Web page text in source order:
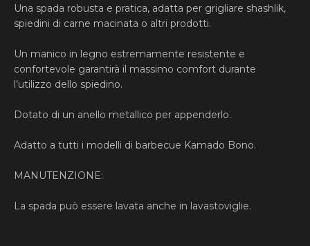
Una spada robusta e pratica, adatta per grigliare shashlik,
spiedini di carne macinata o altri prodotti.
Un manico in legno estremamente resistente e
confortevole garantirà il massimo comfort durante
l’utilizzo dello spiedino.
Dotato di un anello metallico per appenderlo.
Adatto a tutti i modelli di barbecue Kamado Bono.
MANUTENZIONE:
La spada può essere lavata anche in lavastoviglie.